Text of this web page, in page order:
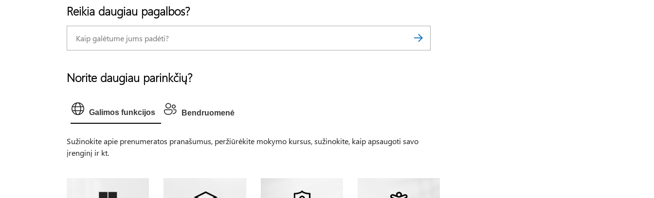
Reikia daugiau pagalbos?
Norite daugiau parinkčių?
Galimos funkcijos Bendruomenė
Sužinokite apie prenumeratos pranašumus, peržiūrėkite mokymo kursus, sužinokite, kaip apsaugoti savo
įrenginį ir kt.